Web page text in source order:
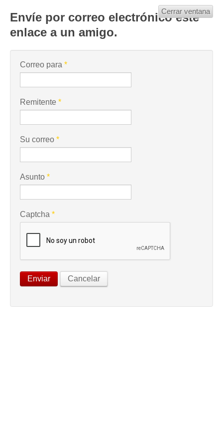
Envíe por correo electrónico este
enlace a un amigo.
Cerrar ventana
Correo para *
Remitente *
Su correo *
Asunto *
Captcha *
Enviar Cancelar